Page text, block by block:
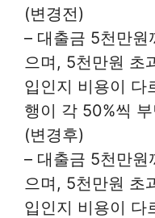
(변경전)
– 대출금 5천만원
으며, 5천만원 초
입인지 비용이 다
행이 각 50%씩
(변경후)
– 대출금 5천만원
으며, 5천만원 초
입인지 비용이 다